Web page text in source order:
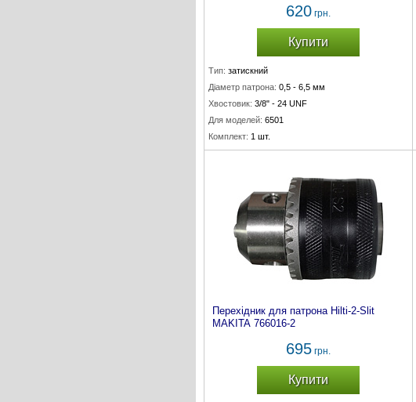
620 грн.
Купити
Тип: затискний
Діаметр патрона: 0,5 - 6,5 мм
Хвостовик: 3/8" - 24 UNF
Для моделей: 6501
Комплект: 1 шт.
Перехідник для патрона Hilti-2-Slit
MAKITA 766016-2
695 грн.
Купити